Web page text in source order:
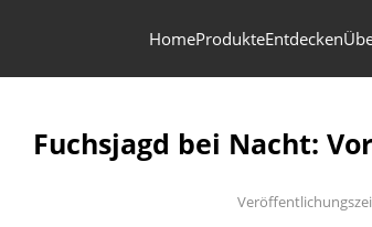
HomeProdukteEntdecken
Fuchsjagd bei Nacht: